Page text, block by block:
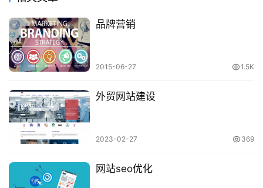
品牌营销
2015-06-27 1.5K
外贸网站建设
2023-02-27 369
网站seo优化